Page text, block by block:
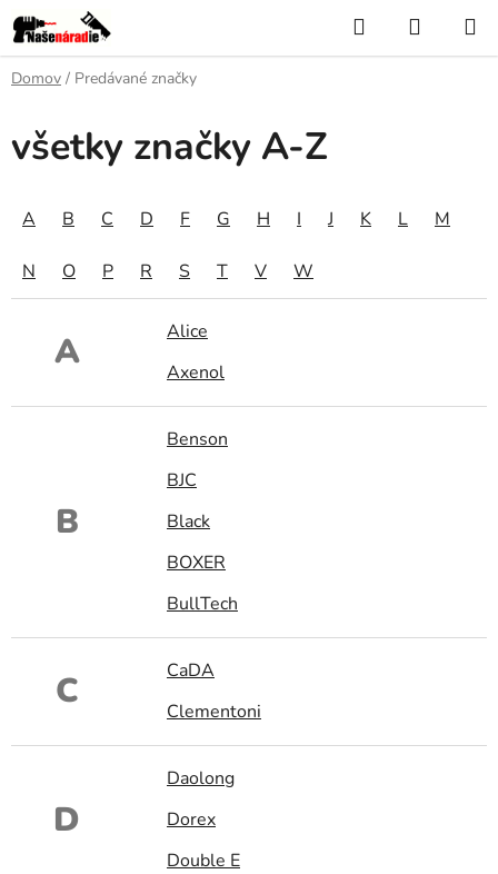
Prejsť
na
obsah
Hľadať
KOŠÍK
Domov / Predávané značky
všetky značky A-Z
A B C D F G H I J K L M
N O P R S T V W
A
Alice
Axenol
B
Benson
BJC
Black
BOXER
BullTech
C
CaDA
Clementoni
D
Daolong
Dorex
Double E